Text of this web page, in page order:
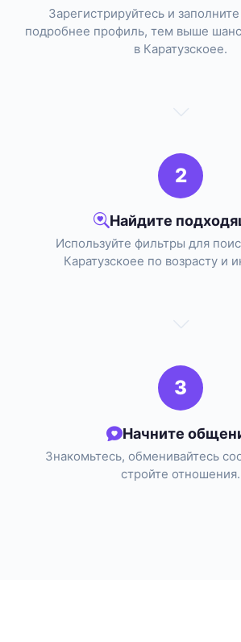
Зарегистрируйтесь и
подробнее профиль, тем выше
в Каратузскоее.
2
Найдите
Используйте фильтры для
Каратузскоее по возрасту и
3
Начните
Знакомьтесь, обменивайтесь
стройте отношения.